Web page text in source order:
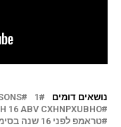
נושאים דומים 1
16 ABV CXHNPXUBHO
טראמפ לפני 16 שנה בסימפסונים